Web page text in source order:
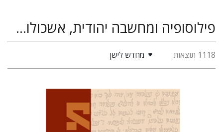
פילוסופיה ומחשבה יהודית, אשכולות: סדרת מחקרים במדעי היהדות, מדעי היהדות, תלמוד הלכה ומדרש
1118 תוצאות מחדש לישן